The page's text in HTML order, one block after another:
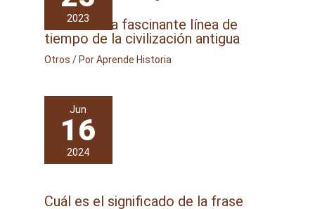
2023
3000 AC: La fascinante línea de
tiempo de la civilización antigua
Otros / PorAprende Historia
Jun
16
2024
Cuál es el significado de la frase